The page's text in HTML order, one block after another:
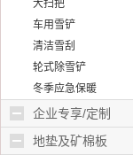
大扫把
车用雪铲
清洁雪刮
轮式除雪铲
冬季应急保暖
企业专享/定制
地垫及矿棉板